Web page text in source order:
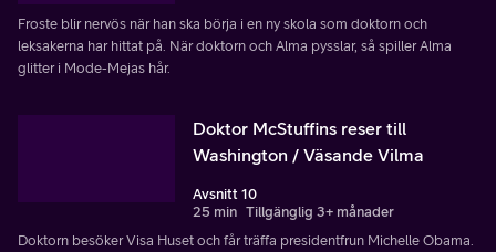
Froste blir nervös när han ska börja i en ny skola som doktorn och
leksakerna har hittat på. När doktorn och Alma pysslar, så spiller Alma
glitter i Mode-Mejas hår.
Doktor McStuffins reser till
Washington / Väsande Vilma
Avsnitt 10
25 min Tillgänglig 3+ månader
Doktorn besöker Visa Huset och får träffa presidentfrun Michelle Obama.